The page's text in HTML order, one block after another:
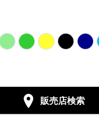
販売店検索